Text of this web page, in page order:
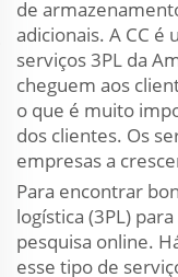
de
adicionais. A CC é
serviços 3PL da
cheguem aos
o que é muito
dos clientes. Os
empresas a
Para encontrar
logística (3PL)
pesquisa online.
esse tipo de